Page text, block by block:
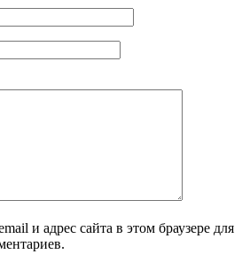
и адрес сайта в этом браузере для